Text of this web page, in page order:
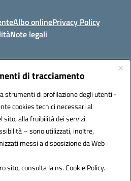
di tracciamento
strumenti di profilazione degli utenti -
cookies tecnici necessari al
alla fruibilità dei servizi
– sono utilizzati, inoltre,
messi a disposizione da Web
sito, consulta la ns. Cookie Policy.
Albo onlinePrivacy Policy
Note legali
RUDIANO 25030 RUDIANO
bsic86100r@pec.istruzione.it
by 3D Solution S.r.l.
by Designers Italia